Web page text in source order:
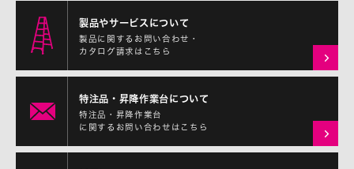
製品やサービスについて
製品に関するお問い合わせ・
カタログ請求はこちら
特注品・昇降作業台について
特注品・昇降作業台
に関するお問い合わせはこちら